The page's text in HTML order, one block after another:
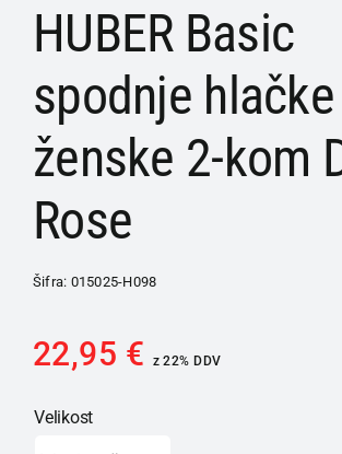
HUBER Basic
spodnje hlačke
ženske 2-kom
Rose
Šifra: 015025-H098
22,95 € z 22% DDV
Velikost